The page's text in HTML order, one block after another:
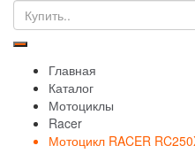
Главная
Каталог
Мотоциклы
Racer
Мотоцикл RACER